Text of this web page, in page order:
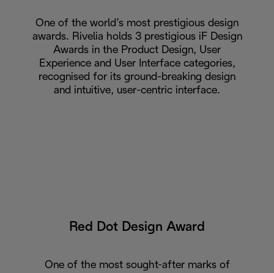
One of the world’s most prestigious design
awards. Rivelia holds 3 prestigious iF Design
Awards in the Product Design, User
Experience and User Interface categories,
recognised for its ground-breaking design
and intuitive, user-centric interface.
Red Dot Design Award
One of the most sought-after marks of